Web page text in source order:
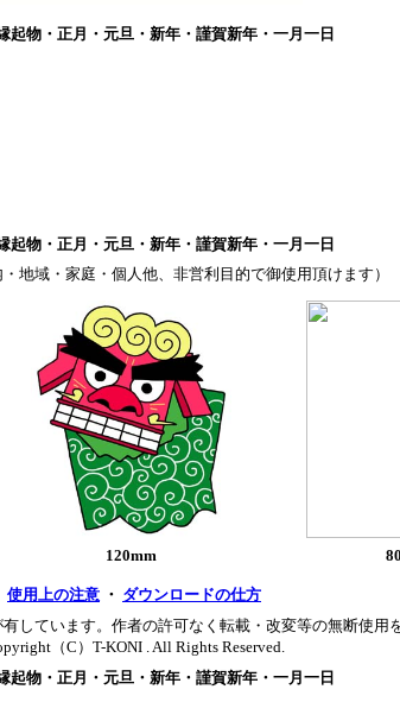
起物・正月・元旦・新年・謹賀新年・一月一日
起物・正月・元旦・新年・謹賀新年・一月一日
・地域・家庭・個人他、非営利目的で御使用頂けます）
120mm
使用上の注意 ・ ダウンロードの仕方
しています。作者の許可なく転載・改変等の無断使用
（C）T-KONI . All Rights Reserved.
起物・正月・元旦・新年・謹賀新年・一月一日